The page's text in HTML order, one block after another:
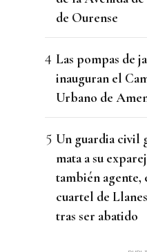
de Ourense
Las pompas de
inauguran el
Urbano de
Un guardia civil
mata a su
también agente,
cuartel de
tras ser abatido